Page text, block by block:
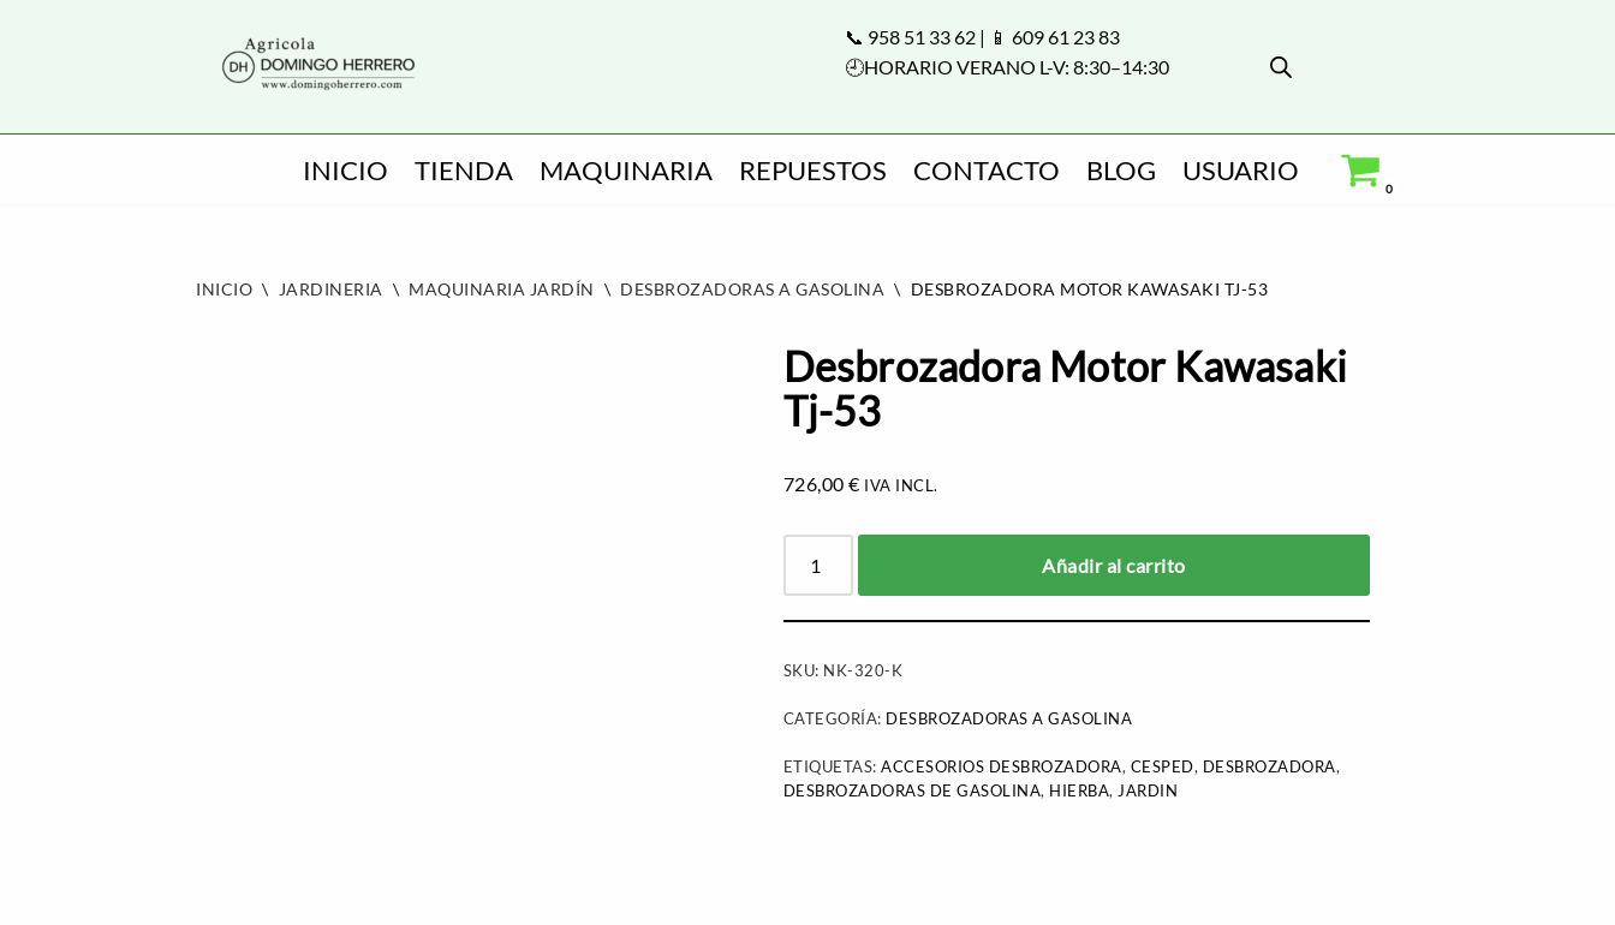
📞 958 51 33 62 | 📱 609 61 23 83
🕘HORARIO VERANO L-V: 8:30–14:30
INICIO TIENDA MAQUINARIA REPUESTOS CONTACTO BLOG USUARIO
0
INICIO \ JARDINERIA \ MAQUINARIA JARDÍN \ DESBROZADORAS A GASOLINA \ DESBROZADORA MOTOR KAWASAKI TJ-53
Desbrozadora Motor Kawasaki
Tj-53
726,00€ IVA INCL.
Añadir al carrito
SKU: NK-320-K
CATEGORÍA: DESBROZADORAS A GASOLINA
ETIQUETAS:ACCESORIOS DESBROZADORA, CESPED, DESBROZADORA,
DESBROZADORAS DE GASOLINA, HIERBA, JARDIN